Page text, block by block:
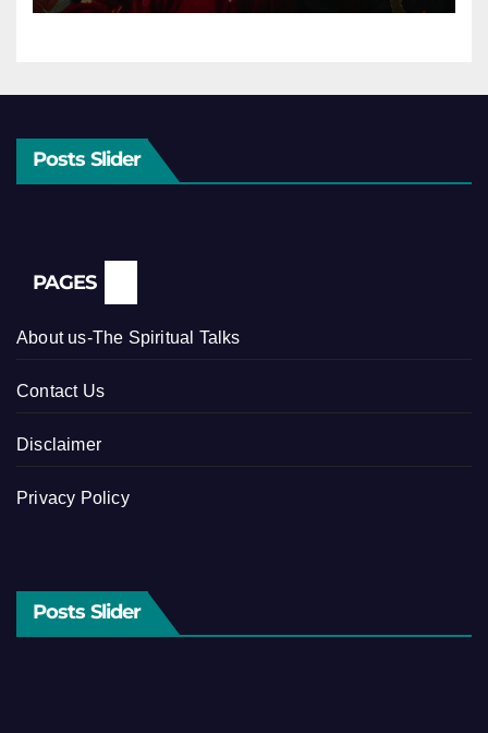
Posts Slider
PAGES
About us-The Spiritual Talks
Contact Us
Disclaimer
Privacy Policy
Posts Slider